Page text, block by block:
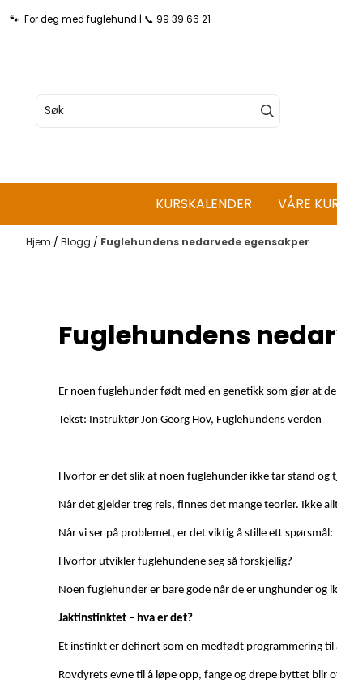
Hopp til innhold
🐾 For deg med fuglehund | 📞 99 39 66 21
KURSKALENDER VÅRE
Hjem / Blogg / Fuglehundens nedarvede egensakper
Fuglehundens
Er noen fuglehunder født med en genetikk som gjør at
Tekst: Instruktør Jon Georg Hov, Fuglehundens verden
Hvorfor er det slik at noen fuglehunder ikke tar stand
Når det gjelder treg reis, finnes det mange teorier. Ikke
Når vi ser på problemet, er det viktig å stille ett spørsmål:
Hvorfor utvikler fuglehundene seg så forskjellig?
Noen fuglehunder er bare gode når de er unghunder og
Jaktinstinktet – hva er det?
Et instinkt er definert som en medfødt programmering
Rovdyrets evne til å løpe opp, fange og drepe byttet